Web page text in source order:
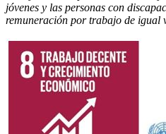
jóvenes y las personas con
remuneración por trabajo de igual